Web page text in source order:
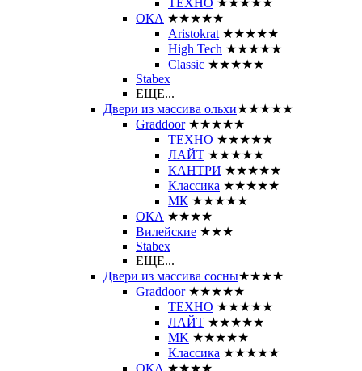
ОКА ★★★★★
Aristokrat ★★★★★
High Tech ★★★★★
Classic ★★★★★
Stabex
ЕЩЕ...
Двери из массива ольхи★★★★★
Graddoor ★★★★★
ТЕХНО ★★★★★
ЛАЙТ ★★★★★
КАНТРИ ★★★★★
Классика ★★★★★
МК ★★★★★
ОКА ★★★★
Вилейские ★★★
Stabex
ЕЩЕ...
Двери из массива сосны★★★★
Graddoor ★★★★★
ТЕХНО ★★★★★
ЛАЙТ ★★★★★
MK ★★★★★
Классика ★★★★★
ОКА ★★★★